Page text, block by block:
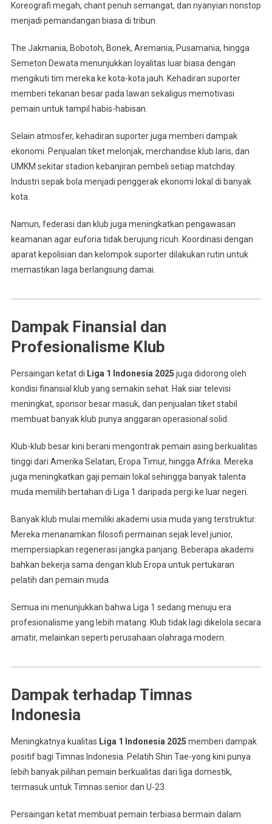
Koreografi megah, chant penuh semangat, dan nyanyian nonstop
menjadi pemandangan biasa di tribun.
The Jakmania, Bobotoh, Bonek, Aremania, Pusamania, hingga
Semeton Dewata menunjukkan loyalitas luar biasa dengan
mengikuti tim mereka ke kota-kota jauh. Kehadiran suporter
memberi tekanan besar pada lawan sekaligus memotivasi
pemain untuk tampil habis-habisan.
Selain atmosfer, kehadiran suporter juga memberi dampak
ekonomi. Penjualan tiket melonjak, merchandise klub laris, dan
UMKM sekitar stadion kebanjiran pembeli setiap matchday.
Industri sepak bola menjadi penggerak ekonomi lokal di banyak
kota.
Namun, federasi dan klub juga meningkatkan pengawasan
keamanan agar euforia tidak berujung ricuh. Koordinasi dengan
aparat kepolisian dan kelompok suporter dilakukan rutin untuk
memastikan laga berlangsung damai.
Dampak Finansial dan
Profesionalisme Klub
Persaingan ketat di Liga 1 Indonesia 2025 juga didorong oleh
kondisi finansial klub yang semakin sehat. Hak siar televisi
meningkat, sponsor besar masuk, dan penjualan tiket stabil
membuat banyak klub punya anggaran operasional solid.
Klub-klub besar kini berani mengontrak pemain asing berkualitas
tinggi dari Amerika Selatan, Eropa Timur, hingga Afrika. Mereka
juga meningkatkan gaji pemain lokal sehingga banyak talenta
muda memilih bertahan di Liga 1 daripada pergi ke luar negeri.
Banyak klub mulai memiliki akademi usia muda yang terstruktur.
Mereka menanamkan filosofi permainan sejak level junior,
mempersiapkan regenerasi jangka panjang. Beberapa akademi
bahkan bekerja sama dengan klub Eropa untuk pertukaran
pelatih dan pemain muda.
Semua ini menunjukkan bahwa Liga 1 sedang menuju era
profesionalisme yang lebih matang. Klub tidak lagi dikelola secara
amatir, melainkan seperti perusahaan olahraga modern.
Dampak terhadap Timnas
Indonesia
Meningkatnya kualitas Liga 1 Indonesia 2025 memberi dampak
positif bagi Timnas Indonesia. Pelatih Shin Tae-yong kini punya
lebih banyak pilihan pemain berkualitas dari liga domestik,
termasuk untuk Timnas senior dan U-23.
Persaingan ketat membuat pemain terbiasa bermain dalam